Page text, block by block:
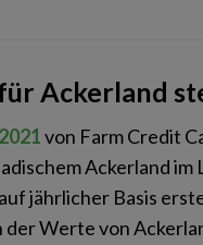
Ackerland
von Farm Credit
Ackerland
jährlicher Basis
Werte von